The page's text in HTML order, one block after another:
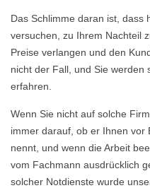
Das Schlimme daran ist, dass
versuchen, zu Ihrem Nachteil
Preise verlangen und den
nicht der Fall, und Sie werden
erfahren.
Wenn Sie nicht auf solche
immer darauf, ob er Ihnen vor
nennt, und wenn die Arbeit
vom Fachmann ausdrücklich
solcher Notdienste wurde